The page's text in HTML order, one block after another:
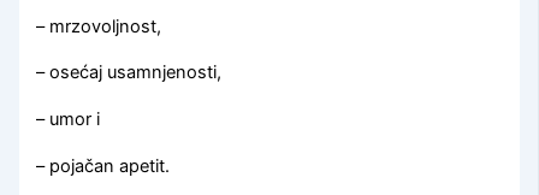
– mrzovoljnost,
– osećaj usamnjenosti,
– umor i
– pojačan apetit.